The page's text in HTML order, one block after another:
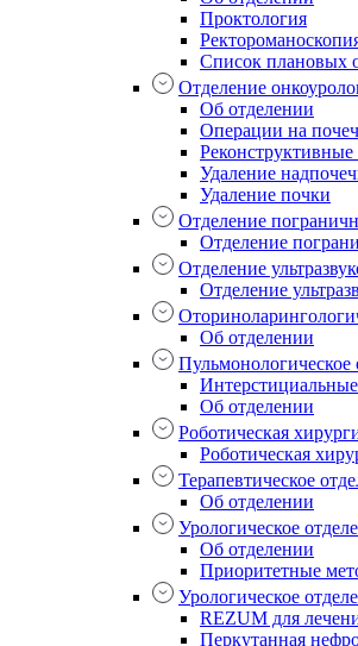
Проктология
Список плановых
Отделение
Об отделении
Операции на
Удаление
Удаление почки
Отделение
Отделение
Отделение
Отделение
Об отделении
Пульмонологическое
Об отделении
Роботическая
Роботическая
Терапевтическое
Об отделении
Урологическое
Об отделении
Приоритетные
Урологическое
REZUM для
Перкутанная